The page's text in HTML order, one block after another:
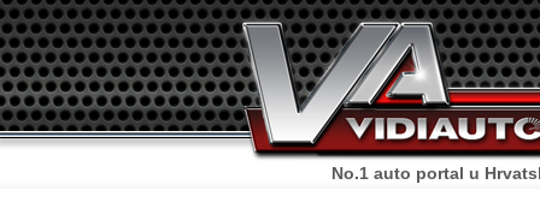
No.1 auto portal u